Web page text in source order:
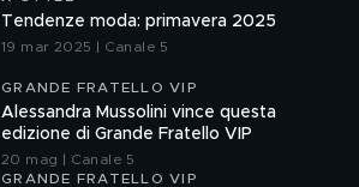
Tendenze moda: primavera 2025
19 mar 2025 | Canale 5
GRANDE FRATELLO VIP
Alessandra Mussolini vince questa
edizione di Grande Fratello VIP
20 mag | Canale 5
GRANDE FRATELLO VIP